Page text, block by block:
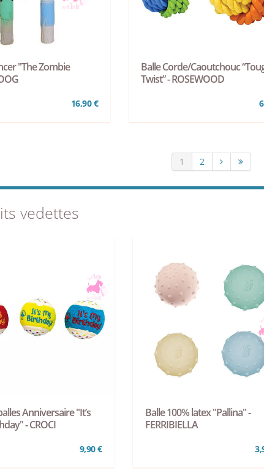
"The Zombie
16,90 €
Balle Corde/Caoutchouc
Twist” - ROSEWOOD
1 2
vedettes
Anniversaire "It’s
- CROCI
9,90 €
Balle 100% latex "Pallina" -
FERRIBIELLA